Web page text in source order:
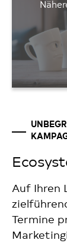
Auf Ihren
Termine